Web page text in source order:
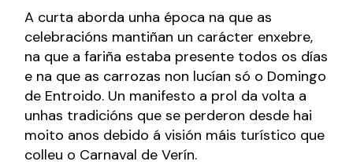
A curta aborda unha época na que as
celebracións mantiñan un carácter enxebre,
na que a fariña estaba presente todos os días
e na que as carrozas non lucían só o Domingo
de Entroido. Un manifesto a prol da volta a
unhas tradicións que se perderon desde hai
moito anos debido á visión máis turístico que
colleu o Carnaval de Verín.